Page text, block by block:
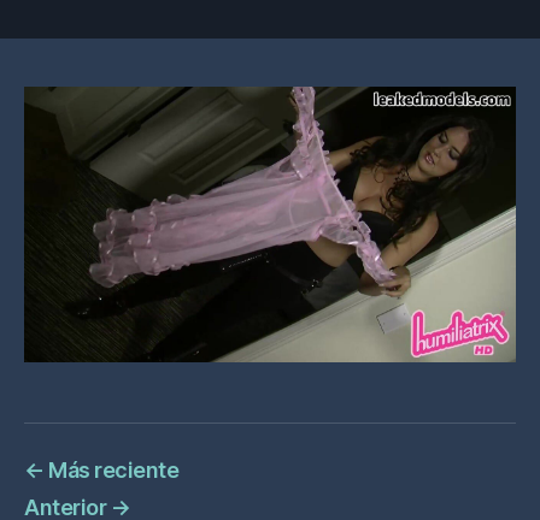
← Más reciente
Anterior →